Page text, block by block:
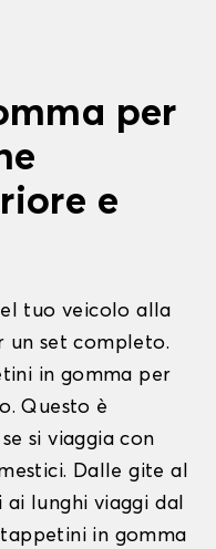
per
e
tuo veicolo alla
un set completo.
in gomma per
Questo è
si viaggia con
Dalle gite al
lunghi viaggi dal
in gomma